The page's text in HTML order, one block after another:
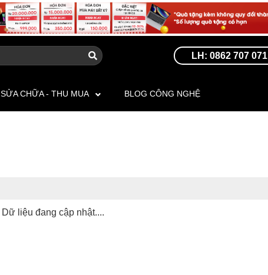
LH: 0862 707 071
SỬA CHỮA - THU MUA BLOG CÔNG NGHỆ
Dữ liệu đang cập nhật....